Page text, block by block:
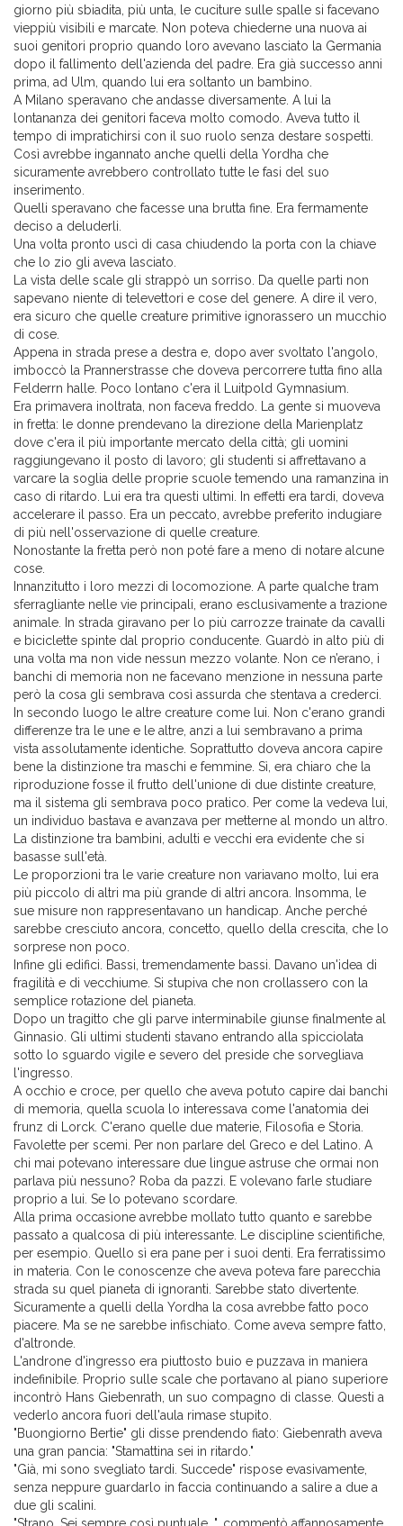
giorno più sbiadita, più unta, le cuciture sulle spalle si facevano
vieppiù visibili e marcate. Non poteva chiederne una nuova ai
suoi genitori proprio quando loro avevano lasciato la Germania
dopo il fallimento dell'azienda del padre. Era già successo anni
prima, ad Ulm, quando lui era soltanto un bambino.
A Milano speravano che andasse diversamente. A lui la
lontananza dei genitori faceva molto comodo. Aveva tutto il
tempo di impratichirsi con il suo ruolo senza destare sospetti.
Così avrebbe ingannato anche quelli della Yordha che
sicuramente avrebbero controllato tutte le fasi del suo
inserimento.
Quelli speravano che facesse una brutta fine. Era fermamente
deciso a deluderli.
Una volta pronto uscì di casa chiudendo la porta con la chiave
che lo zio gli aveva lasciato.
La vista delle scale gli strappò un sorriso. Da quelle parti non
sapevano niente di televettori e cose del genere. A dire il vero,
era sicuro che quelle creature primitive ignorassero un mucchio
di cose.
Appena in strada prese a destra e, dopo aver svoltato l'angolo,
imboccò la Prannerstrasse che doveva percorrere tutta fino alla
Felderrn halle. Poco lontano c'era il Luitpold Gymnasium.
Era primavera inoltrata, non faceva freddo. La gente si muoveva
in fretta: le donne prendevano la direzione della Marienplatz
dove c'era il più importante mercato della città; gli uomini
raggiungevano il posto di lavoro; gli studenti si affrettavano a
varcare la soglia delle proprie scuole temendo una ramanzina in
caso di ritardo. Lui era tra questi ultimi. In effetti era tardi, doveva
accelerare il passo. Era un peccato, avrebbe preferito indugiare
di più nell'osservazione di quelle creature.
Nonostante la fretta però non poté fare a meno di notare alcune
cose.
Innanzitutto i loro mezzi di locomozione. A parte qualche tram
sferragliante nelle vie principali, erano esclusivamente a trazione
animale. In strada giravano per lo più carrozze trainate da cavalli
e biciclette spinte dal proprio conducente. Guardò in alto più di
una volta ma non vide nessun mezzo volante. Non ce n’erano, i
banchi di memoria non ne facevano menzione in nessuna parte
però la cosa gli sembrava così assurda che stentava a crederci.
In secondo luogo le altre creature come lui. Non c'erano grandi
differenze tra le une e le altre, anzi a lui sembravano a prima
vista assolutamente identiche. Soprattutto doveva ancora capire
bene la distinzione tra maschi e femmine. Sì, era chiaro che la
riproduzione fosse il frutto dell'unione di due distinte creature,
ma il sistema gli sembrava poco pratico. Per come la vedeva lui,
un individuo bastava e avanzava per metterne al mondo un altro.
La distinzione tra bambini, adulti e vecchi era evidente che si
basasse sull'età.
Le proporzioni tra le varie creature non variavano molto, lui era
più piccolo di altri ma più grande di altri ancora. Insomma, le
sue misure non rappresentavano un handicap. Anche perché
sarebbe cresciuto ancora, concetto, quello della crescita, che lo
sorprese non poco.
Infine gli edifici. Bassi, tremendamente bassi. Davano un'idea di
fragilità e di vecchiume. Si stupiva che non crollassero con la
semplice rotazione del pianeta.
Dopo un tragitto che gli parve interminabile giunse finalmente al
Ginnasio. Gli ultimi studenti stavano entrando alla spicciolata
sotto lo sguardo vigile e severo del preside che sorvegliava
l'ingresso.
A occhio e croce, per quello che aveva potuto capire dai banchi
di memoria, quella scuola lo interessava come l'anatomia dei
frunz di Lorck. C'erano quelle due materie, Filosofia e Storia.
Favolette per scemi. Per non parlare del Greco e del Latino. A
chi mai potevano interessare due lingue astruse che ormai non
parlava più nessuno? Roba da pazzi. E volevano farle studiare
proprio a lui. Se lo potevano scordare.
Alla prima occasione avrebbe mollato tutto quanto e sarebbe
passato a qualcosa di più interessante. Le discipline scientifiche,
per esempio. Quello sì era pane per i suoi denti. Era ferratissimo
in materia. Con le conoscenze che aveva poteva fare parecchia
strada su quel pianeta di ignoranti. Sarebbe stato divertente.
Sicuramente a quelli della Yordha la cosa avrebbe fatto poco
piacere. Ma se ne sarebbe infischiato. Come aveva sempre fatto,
d'altronde.
L'androne d'ingresso era piuttosto buio e puzzava in maniera
indefinibile. Proprio sulle scale che portavano al piano superiore
incontrò Hans Giebenrath, un suo compagno di classe. Questi a
vederlo ancora fuori dell'aula rimase stupito.
"Buongiorno Bertie" gli disse prendendo fiato: Giebenrath aveva
una gran pancia: "Stamattina sei in ritardo."
"Già, mi sono svegliato tardi. Succede" rispose evasivamente,
senza neppure guardarlo in faccia continuando a salire a due a
due gli scalini.